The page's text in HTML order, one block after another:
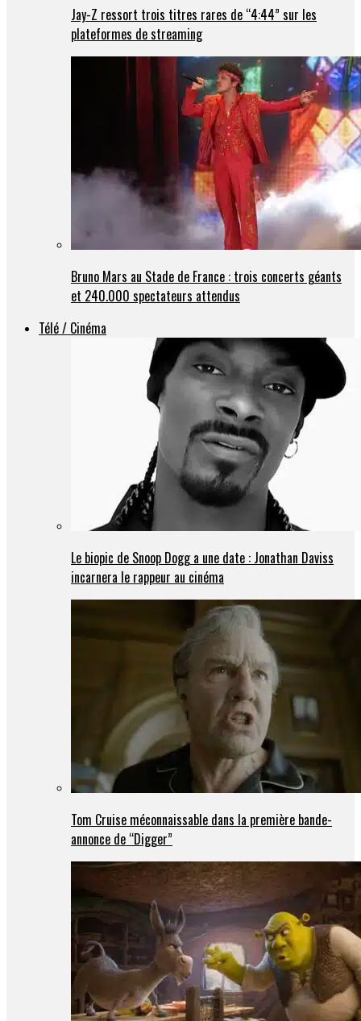
Jay-Z ressort trois titres rares de “4:44” sur les
plateformes de streaming
Bruno Mars au Stade de France : trois concerts géants
et 240.000 spectateurs attendus
Télé / Cinéma
Le biopic de Snoop Dogg a une date : Jonathan Daviss
incarnera le rappeur au cinéma
Tom Cruise méconnaissable dans la première bande-
annonce de “Digger”